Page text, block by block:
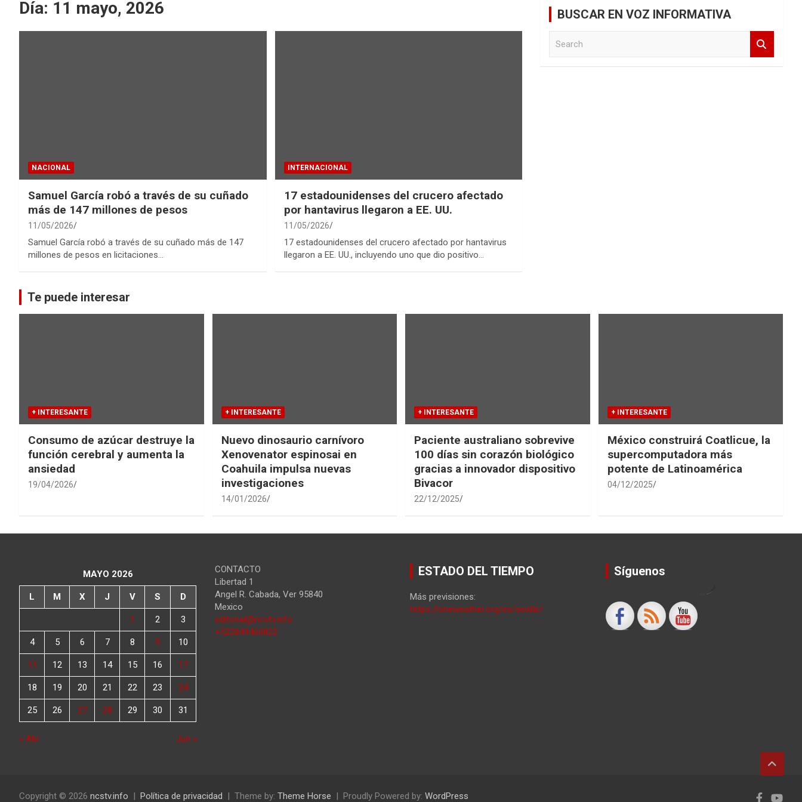
Día: 11 mayo, 2026
NACIONAL
Samuel García robó a través de su cuñado
más de 147 millones de pesos
11/05/2026
Samuel García robó a través de su cuñado más de 147
millones de pesos en licitaciones…
INTERNACIONAL
17 estadounidenses del crucero afectado
por hantavirus llegaron a EE. UU.
11/05/2026
17 estadounidenses del crucero afectado por hantavirus
llegaron a EE. UU., incluyendo uno que dio positivo…
BUSCAR EN VOZ INFORMATIVA
Te puede interesar
+ INTERESANTE
Consumo de azúcar destruye la
función cerebral y aumenta la
ansiedad
19/04/2026
+ INTERESANTE
Nuevo dinosaurio carnívoro
Xenovenator espinosai en
Coahuila impulsa nuevas
investigaciones
14/01/2026
+ INTERESANTE
Paciente australiano sobrevive
100 días sin corazón biológico
gracias a innovador dispositivo
Bivacor
22/12/2025
+ INTERESANTE
México construirá Coatlicue, la
supercomputadora más
potente de Latinoamérica
04/12/2025
MAYO 2026
L M X J V S D
1 2 3
4 5 6 7 8 9 10
11 12 13 14 15 16 17
18 19 20 21 22 23 24
25 26 27 28 29 30 31
« Abr Jun »
CONTACTO
Libertad 1
Angel R. Cabada, Ver 95840
Mexico
editorial@ncstv.info
+522849460822
ESTADO DEL TIEMPO
Más previsiones:
https://oneweather.org/es/seville/
Síguenos
Copyright © 2026 ncstv.info Política de privacidad Theme by: Theme Horse Proudly Powered by: WordPress